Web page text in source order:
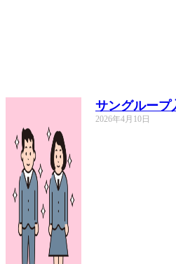
サングループ
2026年4月10日